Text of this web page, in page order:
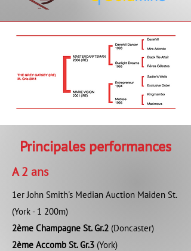
Principales performances
A 2 ans
1er John Smith's Median Auction Maiden St.
(York - 1 200m)
2ème Champagne St. Gr.2 (Doncaster)
2ème Accomb St. Gr.3 (York)